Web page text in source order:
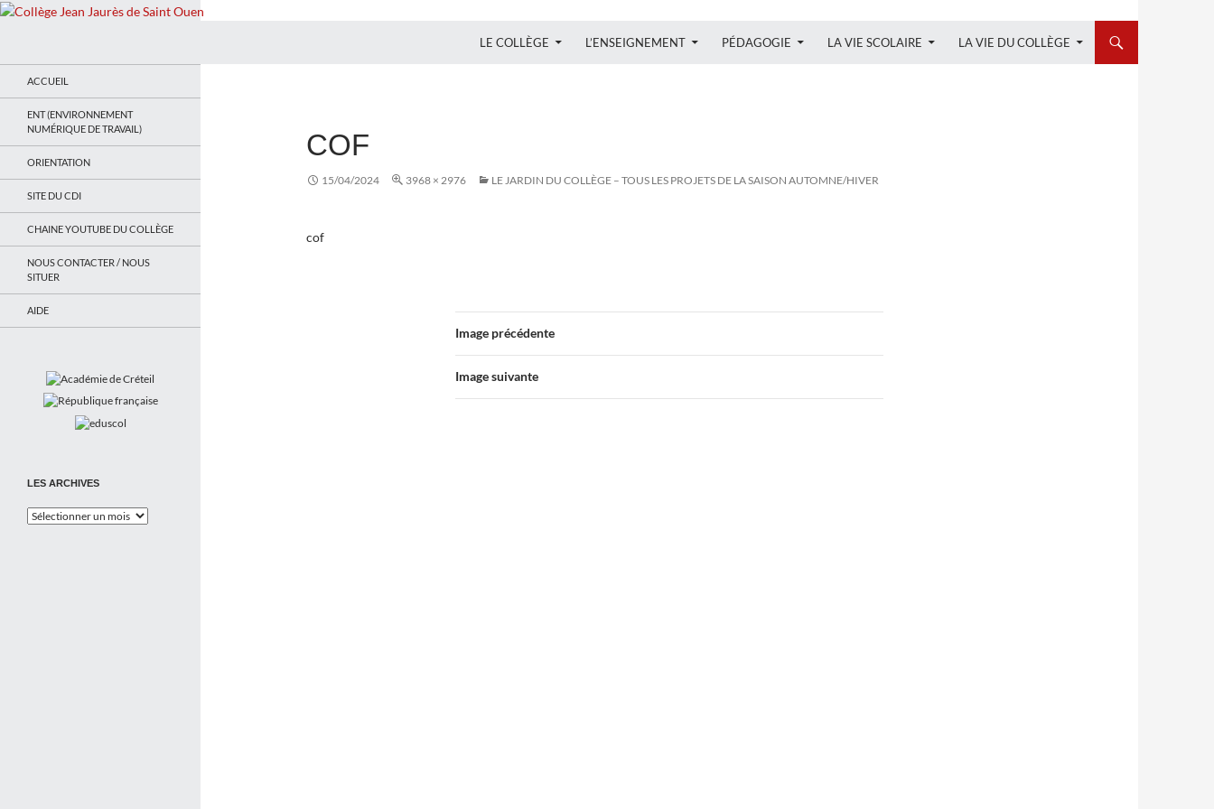
LE COLLÈGE L’ENSEIGNEMENT PÉDAGOGIE LA VIE SCOLAIRE LA VIE DU COLLÈGE
COF
15/04/2024 3968 × 2976 LE JARDIN DU COLLÈGE – TOUS LES PROJETS DE LA SAISON AUTOMNE/HIVER
cof
Image précédente
Image suivante
ACCUEIL
ENT (ENVIRONNEMENT
NUMÉRIQUE DE TRAVAIL)
ORIENTATION
SITE DU CDI
CHAINE YOUTUBE DU COLLÈGE
NOUS CONTACTER / NOUS
SITUER
AIDE
LES ARCHIVES
Les